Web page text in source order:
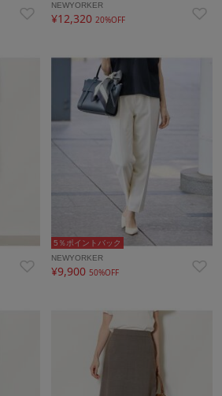
NEWYORKER
¥12,32020%OFF
5％ポイントバック
NEWYORKER
¥9,90050%OFF